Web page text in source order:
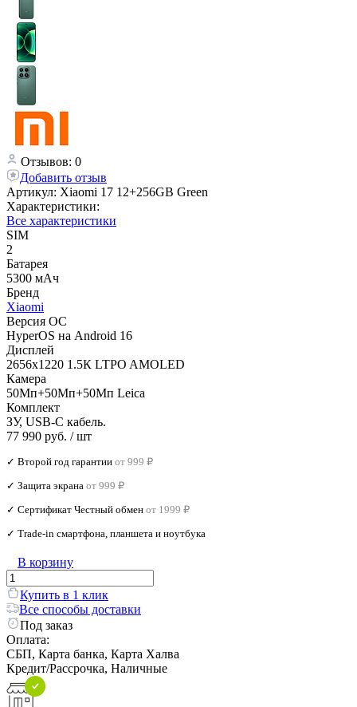
Отзывов: 0
Добавить отзыв
Артикул: Xiaomi 17 12+256GB Green
Характеристики:
Все характеристики
SIM
2
Батарея
5300 мАч
Бренд
Xiaomi
Версия ОС
HyperOS на Android 16
Дисплей
2656x1220 1.5К LTPO AMOLED
Камера
50Мп+50Мп+50Мп Leica
Комплект
ЗУ, USB-C кабель.
77 990 руб. / шт
✓ Второй год гарантии от 999 ₽
✓ Защита экрана от 999 ₽
✓ Сертификат Честный обмен от 1999 ₽
✓ Trade‑in смартфона, планшета и ноутбука
В корзину
Купить в 1 клик
Все способы доставки
Под заказ
Оплата:
СБП, Карта банка, Карта Халва
Кредит/Рассрочка, Наличные